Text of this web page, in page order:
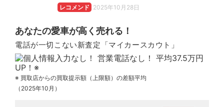
レコメンド 2025年10月28日
あなたの愛車が高く売れる！
電話が一切こない新査定「マイカースカウト」
※ 買取店からの買取提示額（上限額）の差額平均
（2025年10月）